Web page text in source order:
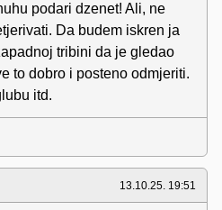
podari dzenet! Ali, ne
Da budem iskren ja
tribini da je gledao
to dobro i posteno odmjeriti.
itd.
13.10.25. 19:51